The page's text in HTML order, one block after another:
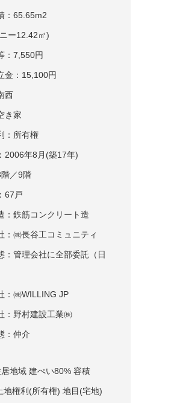
：65.65m2
ー12.42㎡)
：7,550円
金：15,100円
西
き家
：所有権
2006年8月(築17年)
／9階
67戸
：鉄筋コンクリート造
：㈱長谷工コミュニティ
：管理会社に全部委託（日
：㈱WILLING JP
：野村建設工業㈱
：仲介
地域 建ぺい80% 容積
地権利(所有権) 地目(宅地)